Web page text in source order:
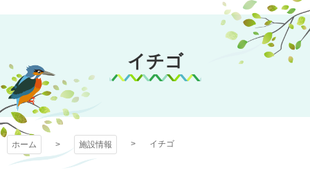
文
キ
プ
歩楽～里（ぶら～
り）よこぜ
イチゴ
ホーム 施設情報 イチゴ